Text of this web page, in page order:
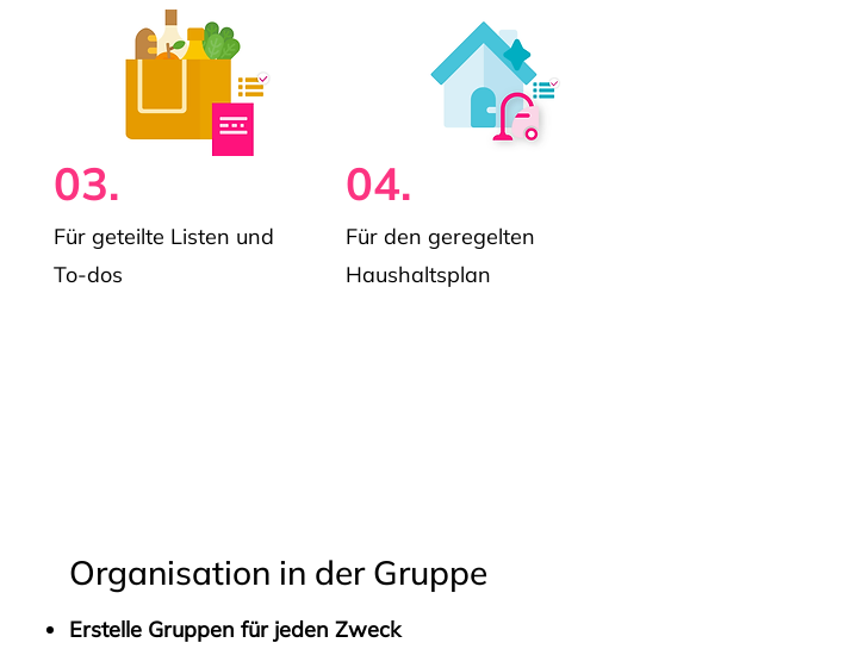
03.
Für geteilte Listen und
To-dos
04.
Für den geregelten
Haushaltsplan
Organisation in der Gruppe
Erstelle Gruppen für jeden Zweck